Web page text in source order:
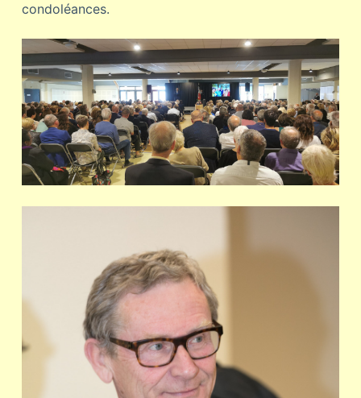
condoléances.